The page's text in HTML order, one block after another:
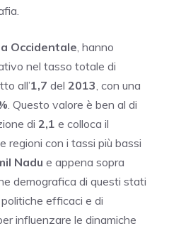
Occidentale, hanno
nel tasso totale di
all’1,7 del 2013, con una
. Questo valore è ben al di
di 2,1 e colloca il
regioni con i tassi più bassi
Nadu e appena sopra
demografica di questi stati
efficaci e di
influenzare le dinamiche